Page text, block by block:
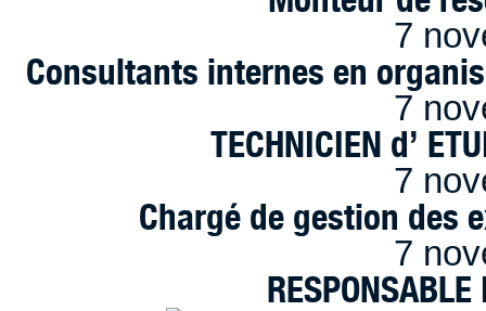
7
Consultants internes en
7
TECHNICIEN d’
7
Chargé de gestion des
7